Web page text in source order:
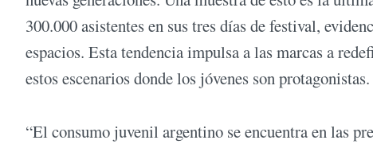
300.000 asistentes en sus tres días de festival,
espacios. Esta tendencia impulsa a las marcas a
estos escenarios donde los jóvenes son protagonistas.
“El consumo juvenil argentino se encuentra en las